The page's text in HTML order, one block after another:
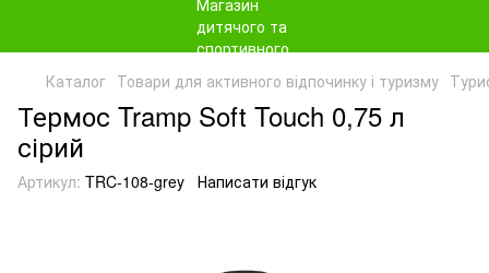
Каталог Товари для активного відпочинку і туризму
Термос Tramp Soft Touch 0,75 л
сірий
Артикул: TRC-108-grey Написати відгук